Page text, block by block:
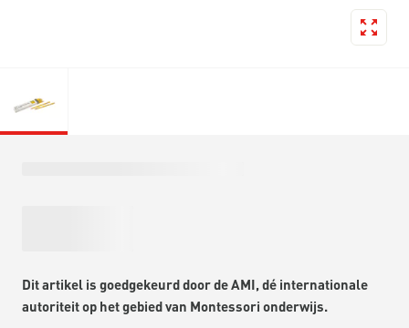
Dit artikel is goedgekeurd door de AMI, dé internationale
autoriteit op het gebied van Montessori onderwijs.